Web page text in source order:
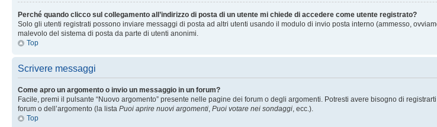
Perché quando clicco sul collegamento all’indirizzo di posta di un utente mi chiede di accedere come utente registrato?
Solo gli utenti registrati possono inviare messaggi di posta ad altri utenti usando il modulo di invio posta interno (ammesso,
malevolo del sistema di posta da parte di utenti anonimi.
Top
Scrivere messaggi
Come apro un argomento o invio un messaggio in un forum?
Facile, premi il pulsante “Nuovo argomento” presente nelle pagine dei forum o degli argomenti. Potresti avere bisogno di
forum o dell’argomento (la lista Puoi aprire nuovi argomenti, Puoi votare nei sondaggi, ecc.).
Top